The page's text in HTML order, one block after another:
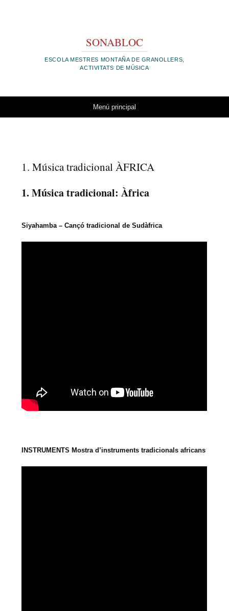
SONABLOC
ESCOLA MESTRES MONTAÑA DE GRANOLLERS,
ACTIVITATS DE MÚSICA
Menú principal
1. Música tradicional ÀFRICA
1. Música tradicional: Àfrica
Siyahamba – Cançó tradicional de Sudàfrica
INSTRUMENTS Mostra d’instruments tradicionals africans